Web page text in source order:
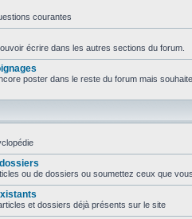
courantes
écrire dans les autres sections du forum.
poster dans le reste du forum mais
ou de dossiers ou soumettez ceux que
et dossiers déjà présents sur le site